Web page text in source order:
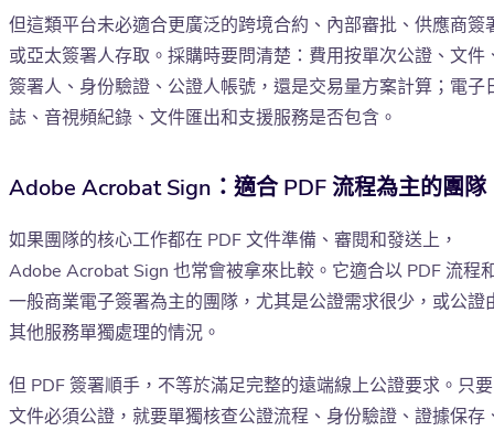
但這類平台未必適合更廣泛的跨境合約、內部審批、供應商簽
或亞太簽署人存取。採購時要問清楚：費用按單次公證、文件
簽署人、身份驗證、公證人帳號，還是交易量方案計算；電子
誌、音視頻紀錄、文件匯出和支援服務是否包含。
Adobe Acrobat Sign：適合 PDF 流程為主的團隊
如果團隊的核心工作都在 PDF 文件準備、審閱和發送上，
Adobe Acrobat Sign 也常會被拿來比較。它適合以 PDF 流程
一般商業電子簽署為主的團隊，尤其是公證需求很少，或公證
其他服務單獨處理的情況。
但 PDF 簽署順手，不等於滿足完整的遠端線上公證要求。只要
文件必須公證，就要單獨核查公證流程、身份驗證、證據保存